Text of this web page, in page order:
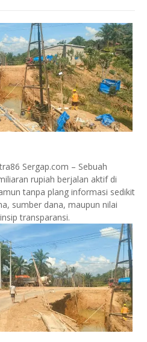
Sergap.com – Sebuah
rupiah berjalan aktif di
tanpa plang informasi sedikit
sumber dana, maupun nilai
transparansi.